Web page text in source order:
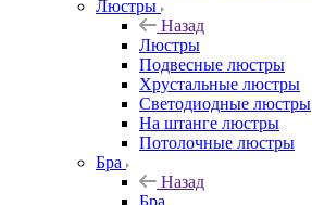
Люстры
Назад
Люстры
Подвесные люстры
Хрустальные люстры
Светодиодные люстры
На штанге люстры
Потолочные люстры
Бра
Назад
Бра